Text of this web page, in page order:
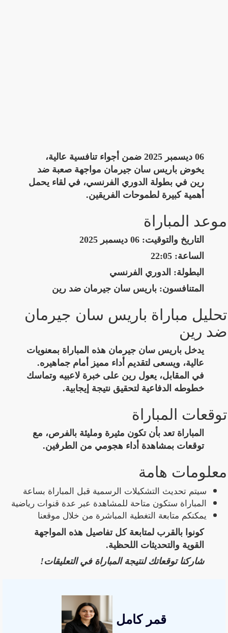
06 ديسمبر 2025 ضمن أجواء تنافسية عالية،
يخوض باريس سان جيرمان مواجهة صعبة ضد
رين في بطولة الدوري الفرنسي، في لقاء يحمل
أهمية كبيرة لطموحات الفريقين.
موعد المباراة
التاريخ والتوقيت: 06 ديسمبر 2025
الساعة: 22:05
البطولة: الدوري الفرنسي
المتنافسون: باريس سان جيرمان ضد رين
تحليل مباراة باريس سان جيرمان
ضد رين
يدخل باريس سان جيرمان هذه المباراة بمعنويات
عالية، ويسعى لتقديم أداء مميز أمام جماهيره.
في المقابل، يعول رين على خبرة لاعبيه وتماسك
خطوطه الدفاعية لتحقيق نتيجة إيجابية.
توقعات المباراة
المباراة تعد بأن تكون مثيرة ومليئة بالفرص، مع
توقعات بمشاهدة أداء هجومي من الطرفين.
معلومات هامة
سيتم تحديث التشكيلات الرسمية قبل المباراة بساعة
المباراة ستكون متاحة للمشاهدة عبر عدة قنوات رياضية
يمكنكم متابعة التغطية المباشرة من خلال موقعنا
كونوا بالقرب لمتابعة كل تفاصيل هذه المواجهة
القوية والتحديثات اللحظية.
شاركنا توقعاتك لنتيجة المباراة في التعليقات!
قمر كامل